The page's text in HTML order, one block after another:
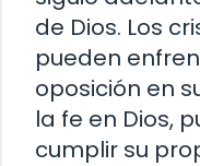
de Dios. Los
pueden
oposición en
la fe en Dios,
cumplir su